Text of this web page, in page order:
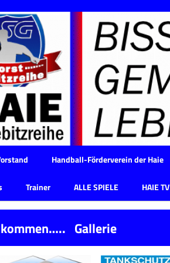
Handball-Förderverein der Haie
Trainer ALLE SPIELE HAIE TV
kommen….. Gallerie